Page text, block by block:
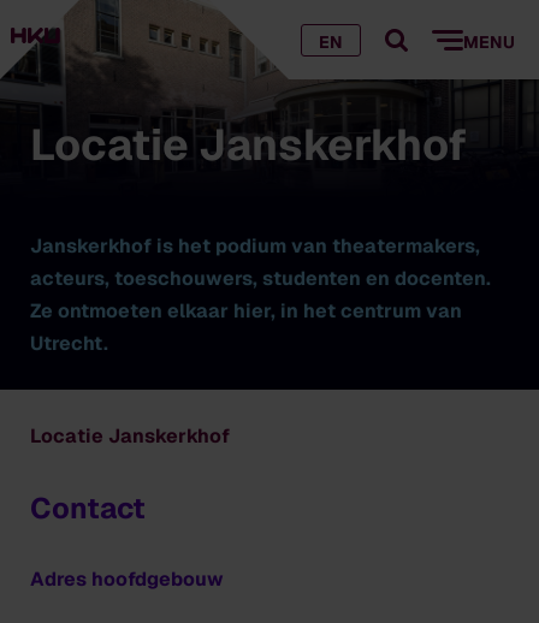
EN MENU
Locatie Janskerkhof
Janskerkhof is het podium van theatermakers,
acteurs, toeschouwers, studenten en docenten.
Ze ontmoeten elkaar hier, in het centrum van
Utrecht.
Locatie Janskerkhof
Contact
Adres hoofdgebouw